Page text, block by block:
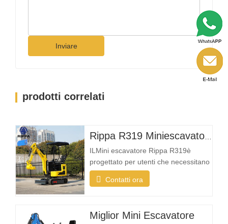
Inviare
prodotti correlati
ILMini escavatore Rippa R319è
progettato per utenti che necessitano
di una macchina affidabile, compatta
e facile da utilizzare per le attività di
proprietario di casa, un agricoltore o
Contatti ora
Miglior Mini Escavatore